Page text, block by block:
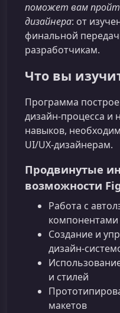
поможет вам
дизайнера: от
финальной
разработчикам.
Что вы
Программа
дизайн‑процесса и
навыков,
UI/UX‑дизайнерам.
Продвинутые
возможности
Работа с
компонентами
Создание и
и стилей
макетов